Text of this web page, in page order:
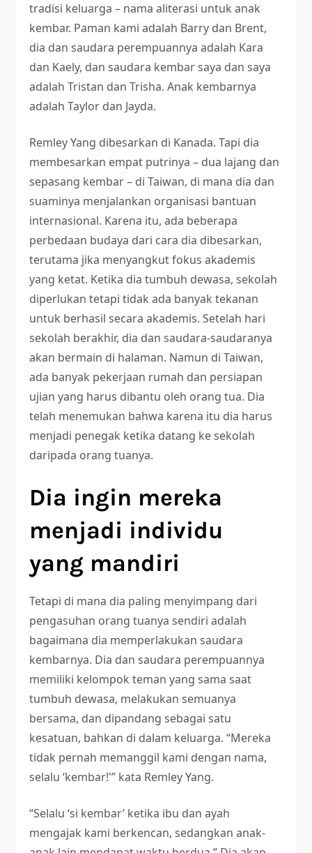
tradisi keluarga – nama aliterasi untuk anak
kembar. Paman kami adalah Barry dan Brent,
dia dan saudara perempuannya adalah Kara
dan Kaely, dan saudara kembar saya dan saya
adalah Tristan dan Trisha. Anak kembarnya
adalah Taylor dan Jayda.
Remley Yang dibesarkan di Kanada. Tapi dia
membesarkan empat putrinya – dua lajang dan
sepasang kembar – di Taiwan, di mana dia dan
suaminya menjalankan organisasi bantuan
internasional. Karena itu, ada beberapa
perbedaan budaya dari cara dia dibesarkan,
terutama jika menyangkut fokus akademis
yang ketat. Ketika dia tumbuh dewasa, sekolah
diperlukan tetapi tidak ada banyak tekanan
untuk berhasil secara akademis. Setelah hari
sekolah berakhir, dia dan saudara-saudaranya
akan bermain di halaman. Namun di Taiwan,
ada banyak pekerjaan rumah dan persiapan
ujian yang harus dibantu oleh orang tua. Dia
telah menemukan bahwa karena itu dia harus
menjadi penegak ketika datang ke sekolah
daripada orang tuanya.
Dia ingin mereka
menjadi individu
yang mandiri
Tetapi di mana dia paling menyimpang dari
pengasuhan orang tuanya sendiri adalah
bagaimana dia memperlakukan saudara
kembarnya. Dia dan saudara perempuannya
memiliki kelompok teman yang sama saat
tumbuh dewasa, melakukan semuanya
bersama, dan dipandang sebagai satu
kesatuan, bahkan di dalam keluarga. “Mereka
tidak pernah memanggil kami dengan nama,
selalu ‘kembar!'” kata Remley Yang.
“Selalu ‘si kembar’ ketika ibu dan ayah
mengajak kami berkencan, sedangkan anak-